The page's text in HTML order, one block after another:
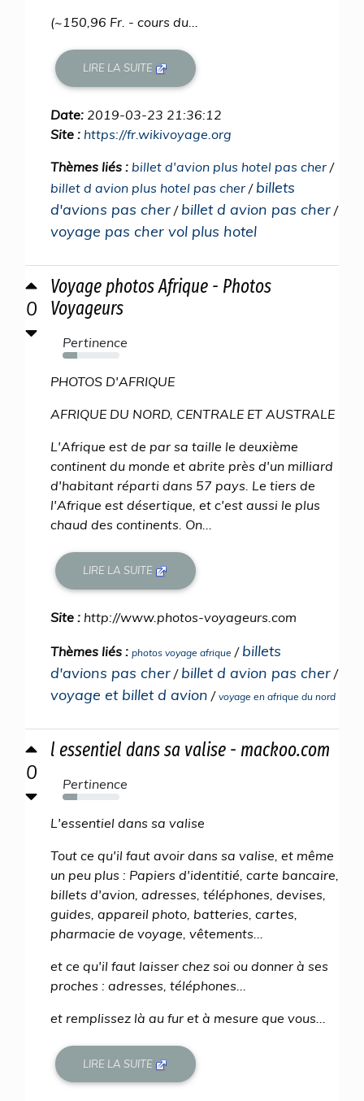
(~150,96 Fr. - cours du...
LIRE LA SUITE
Date: 2019-03-23 21:36:12
Site : https://fr.wikivoyage.org
Thèmes liés : billet d'avion plus hotel pas cher /
billet d avion plus hotel pas cher / billets
d'avions pas cher / billet d avion pas cher /
voyage pas cher vol plus hotel
0
Voyage photos Afrique - Photos
Voyageurs
Pertinence
26%
PHOTOS D'AFRIQUE
AFRIQUE DU NORD, CENTRALE ET AUSTRALE
L'Afrique est de par sa taille le deuxième
continent du monde et abrite près d'un milliard
d'habitant réparti dans 57 pays. Le tiers de
l'Afrique est désertique, et c'est aussi le plus
chaud des continents. On...
LIRE LA SUITE
Site : http://www.photos-voyageurs.com
Thèmes liés : photos voyage afrique / billets
d'avions pas cher / billet d avion pas cher /
voyage et billet d avion / voyage en afrique du nord
0
l essentiel dans sa valise - mackoo.com
Pertinence
26%
L'essentiel dans sa valise
Tout ce qu'il faut avoir dans sa valise, et même
un peu plus : Papiers d'identitié, carte bancaire,
billets d'avion, adresses, téléphones, devises,
guides, appareil photo, batteries, cartes,
pharmacie de voyage, vêtements...
et ce qu'il faut laisser chez soi ou donner à ses
proches : adresses, téléphones...
et remplissez là au fur et à mesure que vous...
LIRE LA SUITE